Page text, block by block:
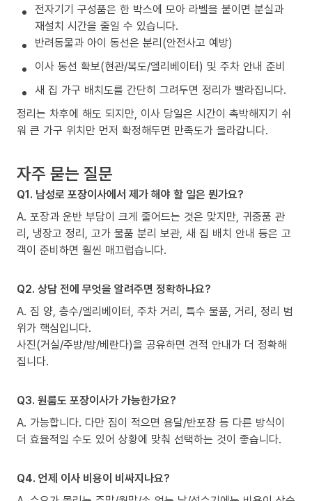
전자기기 구성품은 한 박스에 모아 라벨을 붙이면 분실과
재설치 시간을 줄일 수 있습니다.
반려동물과 아이 동선은 분리(안전사고 예방)
이사 동선 확보(현관/복도/엘리베이터) 및 주차 안내 준비
새 집 가구 배치도를 간단히 그려두면 정리가 빨라집니다.
정리는 차후에 해도 되지만, 이사 당일은 시간이 촉박해지기 쉬
워 큰 가구 위치만 먼저 확정해두면 만족도가 올라갑니다.
자주 묻는 질문
Q1. 남성로 포장이사에서 제가 해야 할 일은 뭔가요?
A. 포장과 운반 부담이 크게 줄어드는 것은 맞지만, 귀중품 관
리, 냉장고 정리, 고가 물품 분리 보관, 새 집 배치 안내 등은 고
객이 준비하면 훨씬 매끄럽습니다.
Q2. 상담 전에 무엇을 알려주면 정확하나요?
A. 짐 양, 층수/엘리베이터, 주차 거리, 특수 물품, 거리, 정리 범
위가 핵심입니다.
사진(거실/주방/방/베란다)을 공유하면 견적 안내가 더 정확해
집니다.
Q3. 원룸도 포장이사가 가능한가요?
A. 가능합니다. 다만 짐이 적으면 용달/반포장 등 다른 방식이
더 효율적일 수도 있어 상황에 맞춰 선택하는 것이 좋습니다.
Q4. 언제 이사 비용이 비싸지나요?